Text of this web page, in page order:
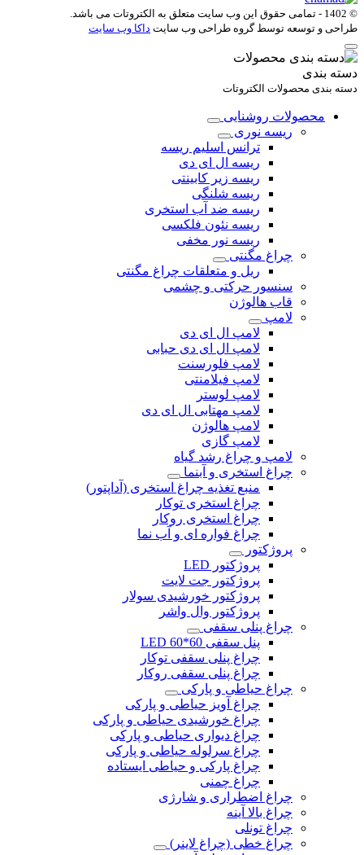
© 1402 - تمامی حقوق این وب سایت متعلق به الکتروتات می باشد.
طراحی و توسعه توسط گروه طراحی وب سایت داکا وب سایت
دسته بندی
دسته بندی محصولات الکتروتات
محصولات روشنایی
ریسه نوری
ترانس اسلیم ریسه
ریسه ال ای دی
ریسه زیر کابینتی
ریسه شلنگی
ریسه ضد آب استخری
ریسه نئون فلکسی
ریسه نور مخفی
چراغ مگنتی
ریل و متعلقات چراغ مگنتی
سنسور حرکتی و چشمی
قاب هالوژن
لامپ
لامپ ال ای دی
لامپ ال ای دی حبابی
لامپ فلورسنت
لامپ فیلامنتی
لامپ لوستر
لامپ مهتابی ال ای دی
لامپ هالوژن
لامپ گازی
لامپ و چراغ رشد گیاه
چراغ استخری و آبنما
منبع تغذیه چراغ استخری (آداپتور)
چراغ استخری توکار
چراغ استخری روکار
چراغ فواره ای و آب نما
پروژکتور
پروژکتور LED
پروژکتور جت لایت
پروژکتور خورشیدی سولار
پروژکتور وال واشر
چراغ پنلی سقفی
پنل سقفی 60*60 LED
چراغ پنلی سقفی توکار
چراغ پنلی سقفی روکار
چراغ حیاطی و پارکی
چراغ آویز حیاطی و پارکی
چراغ خورشیدی حیاطی و پارکی
چراغ دیواری حیاطی و پارکی
چراغ سرلوله حیاطی و پارکی
چراغ پارکی و حیاطی ایستاده
چراغ چمنی
چراغ اضطراری و شارژی
چراغ بالا آینه
چراغ تونلی
چراغ خطی (چراغ لاینر)